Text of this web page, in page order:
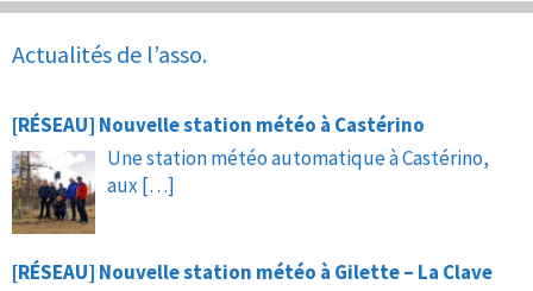
Actualités de l’asso.
[RÉSEAU] Nouvelle station météo à Castérino
Une station météo automatique à Castérino,
aux […]
[RÉSEAU] Nouvelle station météo à Gilette – La Clave